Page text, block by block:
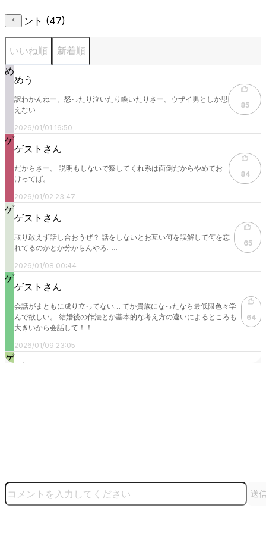
コメント (47)
いいね順 新着順
め
めう
訳わかんねー。怒ったり泣いたり喚いたりさー。ウザイ男としか思
えない
2026/01/01 16:50
85
ゲ
ゲストさん
だからさー。 説明もしないで察してくれ系は面倒だからやめてお
けってば。
2026/01/02 23:47
84
ゲ
ゲストさん
取り敢えず話し合おうぜ？ 話をしないとお互い何を誤解して何を忘
れてるのかとか分からんやろ……
2026/01/08 00:44
65
ゲ
ゲストさん
会話がまともに成り立ってない… てか貴族になったなら最低限色々学
んで欲しい。 結婚後の作法とか基本的な考え方の違いによるところも
大きいから会話して！！
2026/01/09 23:05
64
ゲ
ゲストさん
きなそう
送